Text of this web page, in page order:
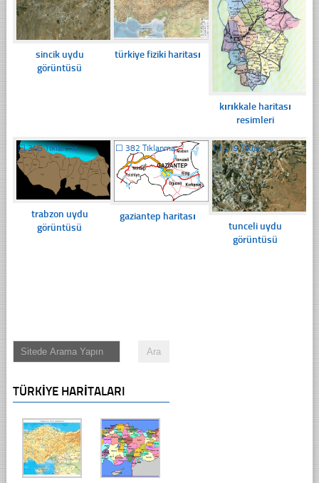
sincik uydu
görüntüsü
türkiye fiziki haritası
kırıkkale haritası
resimleri
☐345 Tıklanma
trabzon uydu
görüntüsü
☐ 382 Tıklanma
gaziantep haritası
☐319 Tıklanma
tunceli uydu
görüntüsü
TÜRKIYE HARITALARI